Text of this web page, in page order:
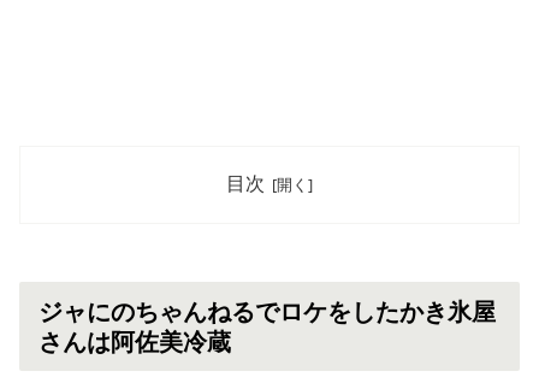
目次
ジャにのちゃんねるでロケをしたかき氷屋
さんは阿佐美冷蔵